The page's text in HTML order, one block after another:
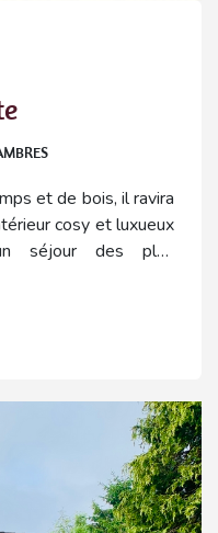
et de bois, il ravira
cosy et luxueux
séjour des plus